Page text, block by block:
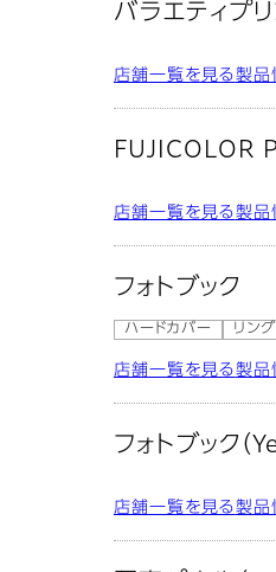
バラエティプリ
店舗一覧を見る製品
FUJICOLOR
店舗一覧を見る製品
フォトブック
ハードカバー リング
店舗一覧を見る製品
フォトブック（
店舗一覧を見る製品